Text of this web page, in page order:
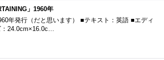
」1960年
年発行（だと思います） ■テキスト：英語 ■エディ
：24.0cm×16.0c…